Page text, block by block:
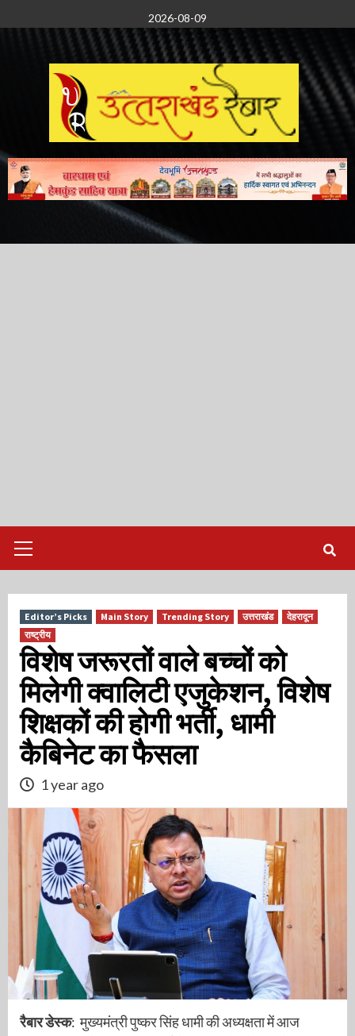
to
2026-08-09
Menu
Editor’s Picks Main Story Trending Story उत्तराखंड
देहरादून
राष्ट्रीय
विशेष जरूरतों वाले बच्चों को
मिलेगी क्वालिटी एजुकेशन, विशेष
शिक्षकों की होगी भर्ती, धामी
कैबिनेट का फैसला
1 year ago
रैबार डेस्क: मुख्यमंत्री पुष्कर सिंह धामी की अध्यक्षता में आज